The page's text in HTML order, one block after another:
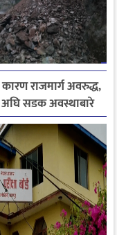
कारण राजमार्ग अवरुद्ध,
अघि सडक अवस्थाबारे
लिन आग्रह